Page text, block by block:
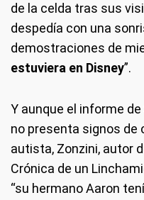
de la celda tras sus
despedía con una
demostraciones de
estuviera en Disney”.
Y aunque el informe
no presenta signos de
autista, Zonzini, autor
Crónica de un
“su hermano Aaron